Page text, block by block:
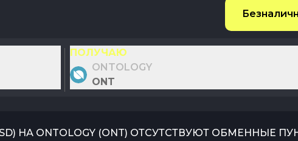
ПОЛУЧАЮ
ONTOLOGY
ONT
) НА ONTOLOGY (ONT) ОТСУТСТВУЮТ ОБМЕННЫЕ